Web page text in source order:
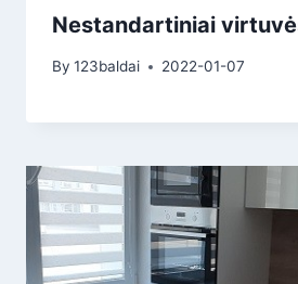
Nestandartiniai
By 123baldai 2022-01-07